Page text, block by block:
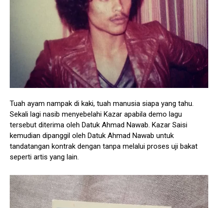
Tuah ayam nampak di kaki, tuah manusia siapa yang tahu.
Sekali lagi nasib menyebelahi Kazar apabila demo lagu
tersebut diterima oleh Datuk Ahmad Nawab. Kazar Saisi
kemudian dipanggil oleh Datuk Ahmad Nawab untuk
tandatangan kontrak dengan tanpa melalui proses uji bakat
seperti artis yang lain.